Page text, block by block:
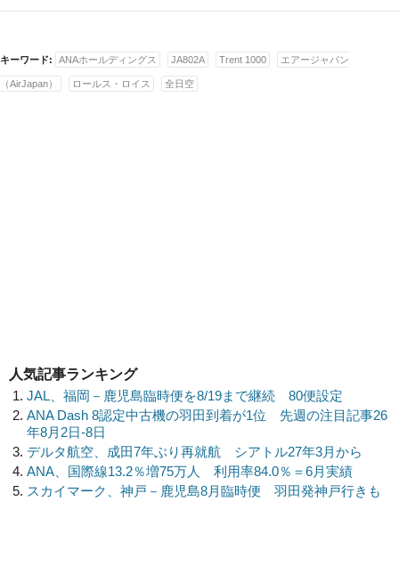
キーワード: ANAホールディングス JA802A Trent 1000 エアージャパン
（AirJapan） ロールス・ロイス 全日空
人気記事ランキング
JAL、福岡－鹿児島臨時便を8/19まで継続 80便設定
ANA Dash 8認定中古機の羽田到着が1位 先週の注目記事26
年8月2日-8日
デルタ航空、成田7年ぶり再就航 シアトル27年3月から
ANA、国際線13.2％増75万人 利用率84.0％＝6月実績
スカイマーク、神戸－鹿児島8月臨時便 羽田発神戸行きも